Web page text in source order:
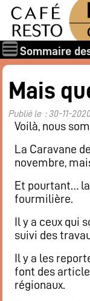
Sommaire
Qui
Les
Les
Les
Nos
Nos
Galerie
Boire et
Carte :
Mais
Publié le : 30-11-
Voilà, nous
La Caravane
novembre,
Et pourtant…
fourmilière.
Il y a ceux qui
suivi des
Il y a les
font des
régionaux.